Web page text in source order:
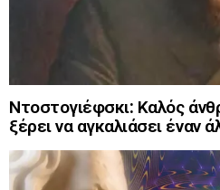
Ντοστογιέφσκι: Καλός
ξέρει να αγκαλιάσει έναν